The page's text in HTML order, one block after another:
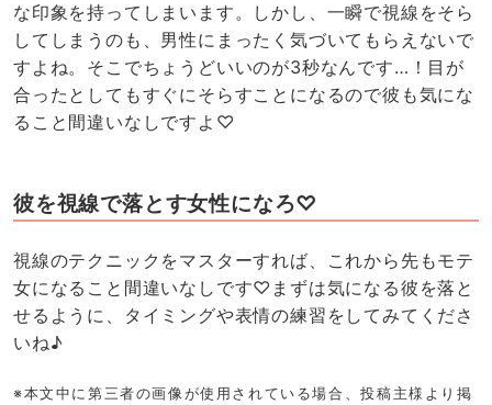
な印象を持ってしまいます。しかし、一瞬で視線をそら
してしまうのも、男性にまったく気づいてもらえないで
すよね。そこでちょうどいいのが3秒なんです…！目が
合ったとしてもすぐにそらすことになるので彼も気にな
ること間違いなしですよ♡
彼を視線で落とす女性になろ♡
視線のテクニックをマスターすれば、これから先もモテ
女になること間違いなしです♡まずは気になる彼を落と
せるように、タイミングや表情の練習をしてみてくださ
いね♪
※本文中に第三者の画像が使用されている場合、投稿主様より掲